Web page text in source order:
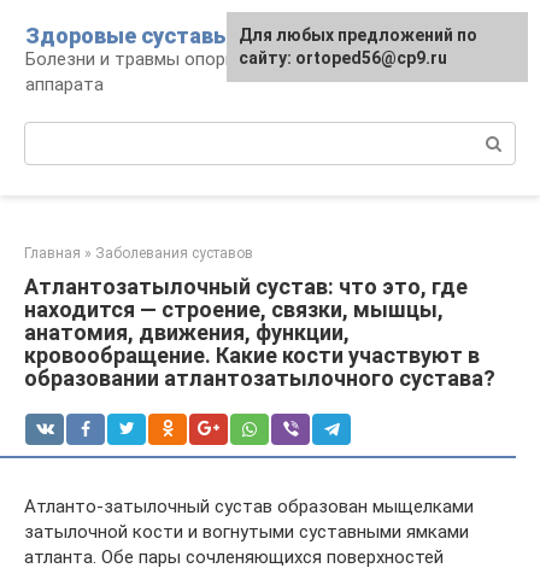
контенту
Здоровые суставы
Болезни и травмы опорно-двигательного
аппарата
Главная » Заболевания суставов
Атлантозатылочный сустав: что это, где
находится — строение, связки, мышцы,
анатомия, движения, функции,
кровообращение. Какие кости участвуют в
образовании атлантозатылочного сустава?
Атланто-затылочный сустав образован мыщелками
затылочной кости и вогнутыми суставными ямками
атланта. Обе пары сочленяющихся поверхностей
Для любых предложений по
сайту: ortoped56@cp9.ru